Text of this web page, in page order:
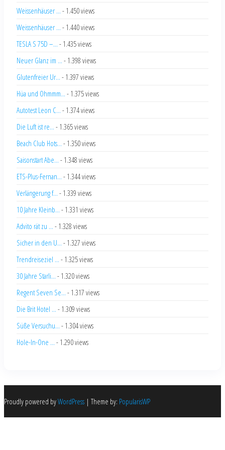
Weissenhäuser ... - 1.450 views
Weissenhäuser ... - 1.440 views
TESLA S 75D –... - 1.435 views
Neuer Glanz im ... - 1.398 views
Glutenfreier Ur... - 1.397 views
Hüa und Ohmmm... - 1.375 views
Autotest Leon C... - 1.374 views
Die Luft ist re... - 1.365 views
Beach Club Hots... - 1.350 views
Saisonstart Abe... - 1.348 views
ETS-Plus-Fernan... - 1.344 views
Verlängerung f... - 1.339 views
10 Jahre Kleinb... - 1.331 views
Advito rät zu ... - 1.328 views
Sicher in den U... - 1.327 views
Trendreiseziel ... - 1.325 views
30 Jahre Starli... - 1.320 views
Regent Seven Se... - 1.317 views
Die Brit Hotel ... - 1.309 views
Süße Versuchu... - 1.304 views
Hole-In-One ... - 1.290 views
Proudly powered byWordPress | Theme by: PopularisWP